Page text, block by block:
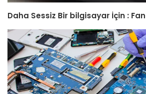
Daha Sessiz Bir bilgisayar İçin :